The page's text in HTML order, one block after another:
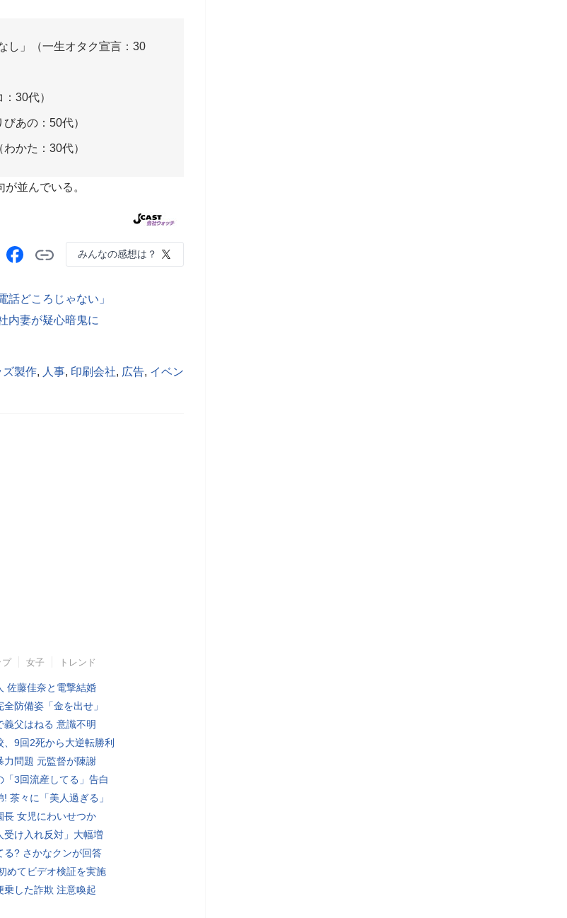
」（一生オタク宣言：30
30代）
あの：50代）
かた：30代）
並んでいる。
みんなの感想は？
話どころじゃない」
内妻が疑心暗鬼に
ズ製作, 人事, 印刷会社, 広告, イベン
プ 女子 トレンド
佐藤佳奈と電撃結婚
全防備姿「金を出せ」
義父はねる 意識不明
、9回2死から大逆転勝利
力問題 元監督が陳謝
「3回流産してる」告白
! 茶々に「美人過ぎる」
長 女児にわいせつか
受け入れ反対」大幅増
る? さかなクンが回答
めてビデオ検証を実施
乗した詐欺 注意喚起